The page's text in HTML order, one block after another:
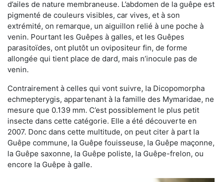
d’ailes de nature membraneuse. L’abdomen de la guêpe est
pigmenté de couleurs visibles, car vives, et à son
extrémité, on remarque, un aiguillon relié à une poche à
venin. Pourtant les Guêpes à galles, et les Guêpes
parasitoïdes, ont plutôt un ovipositeur fin, de forme
allongée qui tient place de dard, mais n’inocule pas de
venin.
Contrairement à celles qui vont suivre, la Dicopomorpha
echmepterygis, appartenant à la famille des Mymaridae, ne
mesure que 0.139 mm. C’est possiblement le plus petit
insecte dans cette catégorie. Elle a été découverte en
2007. Donc dans cette multitude, on peut citer à part la
Guêpe commune, la Guêpe fouisseuse, la Guêpe maçonne,
la Guêpe saxonne, la Guêpe poliste, la Guêpe-frelon, ou
encore la Guêpe à galle.